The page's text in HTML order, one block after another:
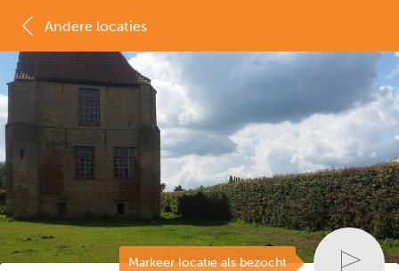
Markeer locatie als bezocht
Andere locaties
MAP